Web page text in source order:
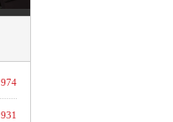
974
931